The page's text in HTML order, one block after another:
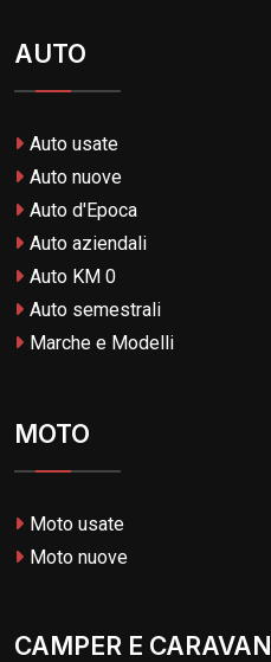
AUTO
Auto usate
Auto nuove
Auto d'Epoca
Auto aziendali
Auto KM 0
Auto semestrali
Marche e Modelli
MOTO
Moto usate
Moto nuove
CAMPER E CARAVAN